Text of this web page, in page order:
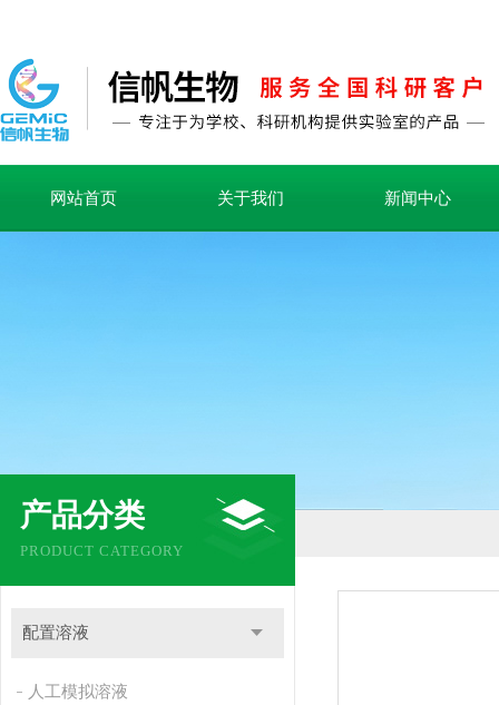
网站首页 关于我们 新闻中心
产品分类
PRODUCT CATEGORY
配置溶液
人工模拟溶液